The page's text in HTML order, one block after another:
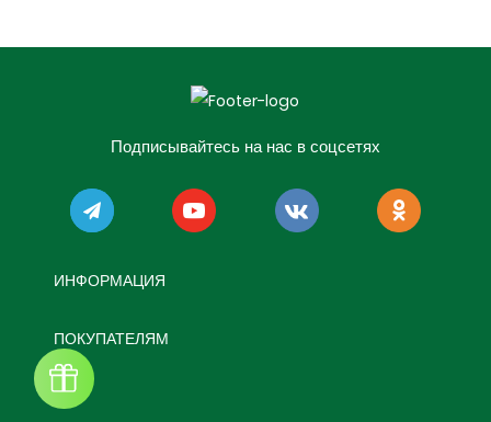
Подписывайтесь на нас в соцсетях
ИНФОРМАЦИЯ
ПОКУПАТЕЛЯМ